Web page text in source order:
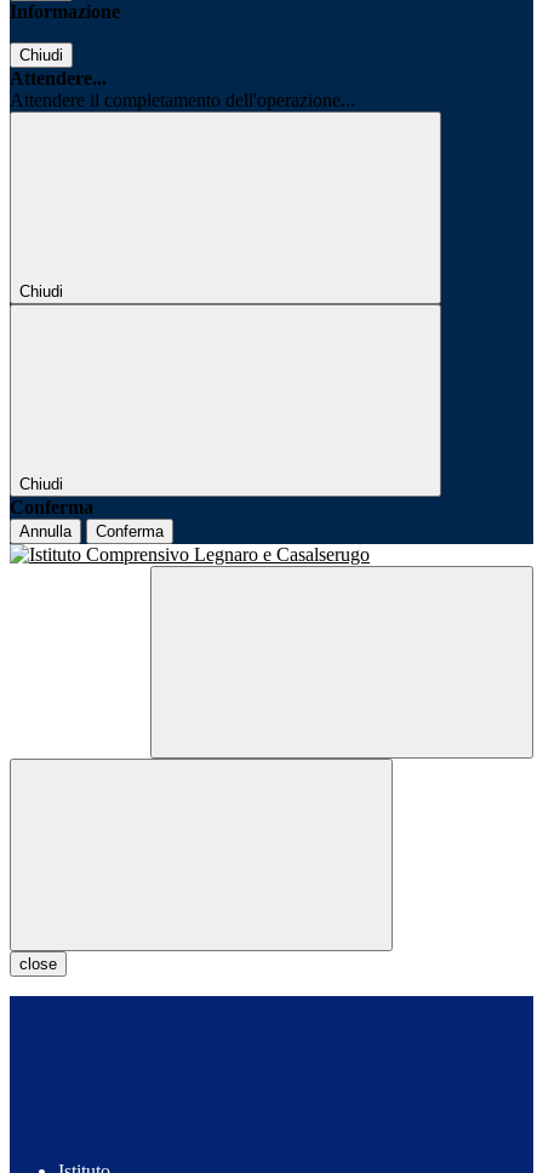
Informazione
Chiudi
Attendere...
Attendere il completamento dell'operazione...
Chiudi
Chiudi
Conferma
Annulla Conferma
close